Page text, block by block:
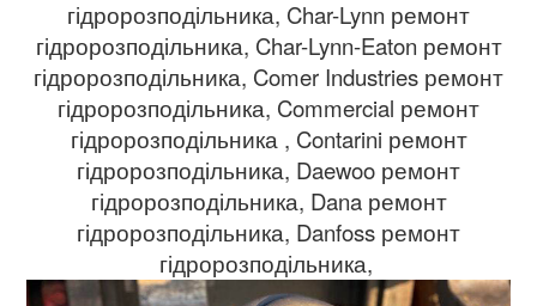
гідророзподільника, Char-Lynn ремонт
гідророзподільника, Char-Lynn-Eaton ремонт
гідророзподільника, Comer Industries ремонт
гідророзподільника, Commercial ремонт
гідророзподільника , Contarini ремонт
гідророзподільника, Daewoo ремонт
гідророзподільника, Dana ремонт
гідророзподільника, Danfoss ремонт
гідророзподільника,